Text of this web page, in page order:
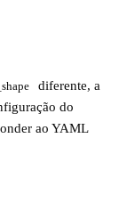
diferente, a
do
ao YAML